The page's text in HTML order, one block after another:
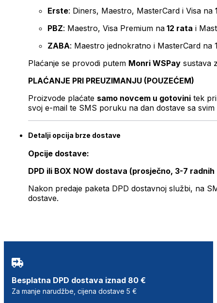
Erste: Diners, Maestro, MasterCard i Visa na
PBZ: Maestro, Visa Premium na 12 rata i
ZABA: Maestro jednokratno i MasterCard na
Plaćanje se provodi putem Monri WSPay sustava
PLAĆANJE PRI PREUZIMANJU (POUZEĆEM)
Proizvode plaćate samo novcem u gotovini tek
svoj e-mail te SMS poruku na dan dostave sa svim
Detalji opcija brze dostave
Opcije dostave:
DPD ili BOX NOW dostava (prosječno, 3-7 radnih
Nakon predaje paketa DPD dostavnoj službi, na
dostave.
Besplatna DPD dostava iznad 80 €
Za manje narudžbe, cijena dostave 5 €